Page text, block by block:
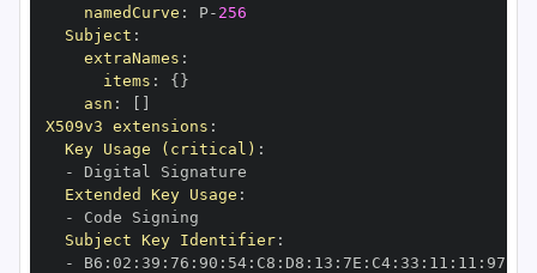
namedCurve : P- 256
Subject :
extraNames :
items : { }
asn :
X509v3 extensions :
Key Usage (critical) :
-
Extended Key Usage :
-
Subject Key Identifier:
-
B6 : 02 : 39 : 76 : 90 : 54: C8 : D8 : 13 : 7E : C4: 33 : 11 : 11 : 97